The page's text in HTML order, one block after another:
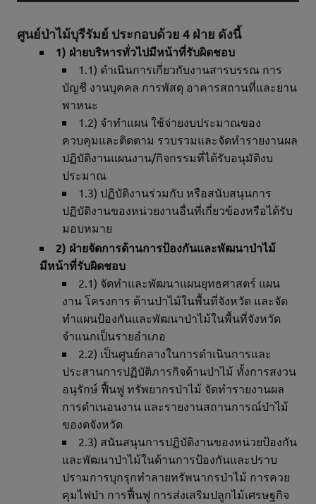
ศูนย์ป่าไม้บุรีรัมย์ ประกอบด้วย 4 ฝ่าย ดังนี้
1) ฝ่ายบริหารทั่วไปมีหน้าที่รับผิดชอบ
1.1) ดำเนินการเกี่ยวกับงานสารบรรณ การ
บัญชี งานบุคคล การพัสดุ อาคารสถานที่และยาน
พาหนะ
1.2) จำทำแผน ใช้จ่ายงบประมาณของ
ควบคุมและติดตาม รวบรวมและจัดทำรายงานผล
ปฏิบัติงานแผนงาน/กิจกรรมที่ได้รับอนุมัติงบ
ประมาณ
1.3) ปฏิบัติงานร่วมกับ หรือสนับสนุนการ
ปฏิบัติงานของหน่วยงานอื่นที่เกี่ยวข้องหรือได้รับ
มอบหมาย
2) ฝ่ายจัดการด้านการป้องกันและพัฒนาป่าไม้
มีหน้าที่รับผิดชอบ
2.1) จัดทำและพัฒนาแผนยุทธศาสตร์ แผน
งาน โครงการ ด้านป่าไม้ในพื้นที่จังหวัด และจัด
ทำแผนป้องกันและพัฒนาป่าไม้ในพื้นที่จังหวัด
จำแนกเป็นรายอำเภอ
2.2) เป็นศูนย์กลางในการดำเนินการและ
ประสานการปฏิบัติภารกิจด้านป่าไม้ ทั้งการสงวน
อนุรักษ์ ฟื้นฟู ทรัพยากรป่าไม้ จัดทำรายงานผล
การดำเนอนงาน และรายงานสถานการณ์ป่าไม้
ของดจังหวัด
2.3) สนันสนุนการปฏิบัติงานของหน่วยป้องกัน
และพัฒนาป่าไม้ในด้านการป้องกันและปราบ
ปรามการบุกรุกทำลายทรัพนากรป่าไม้ การควย
คุมไฟป่า การฟื้นฟู การส่งเสริมปลูกไม้เศรษฐกิจ